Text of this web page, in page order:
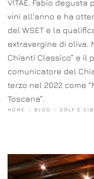
VITAE. Fabio
vini all'anno e ha
del WSET e la
extravergine di oliva.
Chianti Classico” e il
comunicatore del
terzo nel 2022 come
Toscana”.
HOME BLOG GOLF E